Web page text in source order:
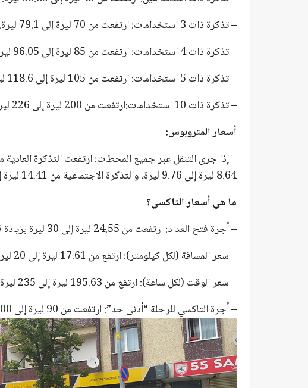
– تذكرة ذات 3 استخدامات: ارتفعت من 70 ليرة إلى 79.1 ليرة.
– تذكرة ذات 4 استخدامات: ارتفعت من 85 ليرة إلى 96.05 ليرة.
– تذكرة ذات 5 استخدامات: ارتفعت من 105 ليرة إلى 118.6 ليرة.
– تذكرة ذات 10 استخدامات:ارتفعت من 200 ليرة إلى 226 ليرة.
أسعار المتروبوس:
8.64 ليرة إلى 9.76 ليرة، والتذكرة الاجتماعية من 14.41 ليرة إلى 16.28 ليرة.
ما هي أسعار التاكسي؟
– أجرة فتح العداد: ارتفعت من 24.55 ليرة إلى 30 ليرة بزيادة قدرها 22.19%.
– سعر المسافة (لكل كيلومتر): ارتفع من 17.61 ليرة إلى 20 ليرة.
– سعر الوقت (لكل ساعة): ارتفع من 195.63 ليرة إلى 235 ليرة.
– أجرة التاكسي للرحلة “أدنى حد”: ارتفعت من 90 ليرة إلى 100 ليرة.